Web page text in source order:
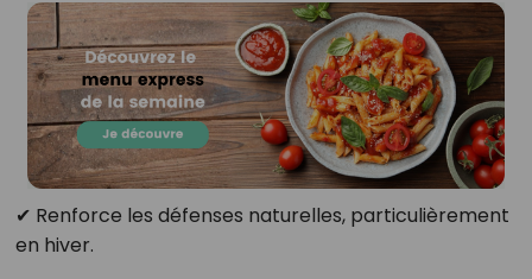
✔ Renforce les défenses naturelles, particulièrement
en hiver.